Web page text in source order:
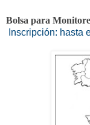
Bolsa para
Inscripción: hasta